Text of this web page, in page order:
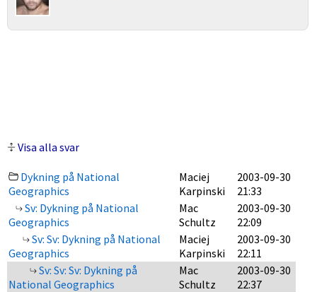
Visa alla svar
Dykning på National
Geographics
Maciej
Karpinski
2003-09-30
21:33
Sv: Dykning på National
Geographics
Mac
Schultz
2003-09-30
22:09
Sv: Sv: Dykning på National
Geographics
Maciej
Karpinski
2003-09-30
22:11
Sv: Sv: Sv: Dykning på
National Geographics
Mac
Schultz
2003-09-30
22:37